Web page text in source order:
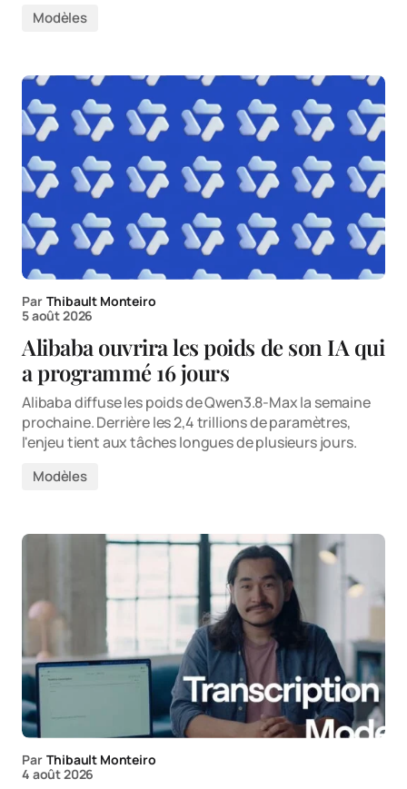
Modèles
Par Thibault Monteiro
5 août 2026
Alibaba ouvrira les poids de son IA qui
a programmé 16 jours
Alibaba diffuse les poids de Qwen3.8-Max la semaine
prochaine. Derrière les 2,4 trillions de paramètres,
l'enjeu tient aux tâches longues de plusieurs jours.
Modèles
Par Thibault Monteiro
4 août 2026